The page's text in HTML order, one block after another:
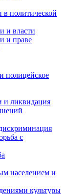
в политической
и власти
и праве
полицейское
и ликвидация
с
населением и
культуры